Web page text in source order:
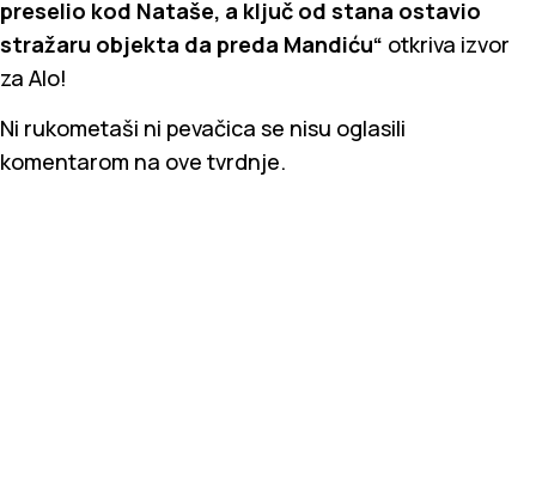
preselio kod Nataše, a ključ od stana ostavio
stražaru objekta da preda Mandiću“ otkriva izvor
za Alo!
Ni rukometaši ni pevačica se nisu oglasili
komentarom na ove tvrdnje.